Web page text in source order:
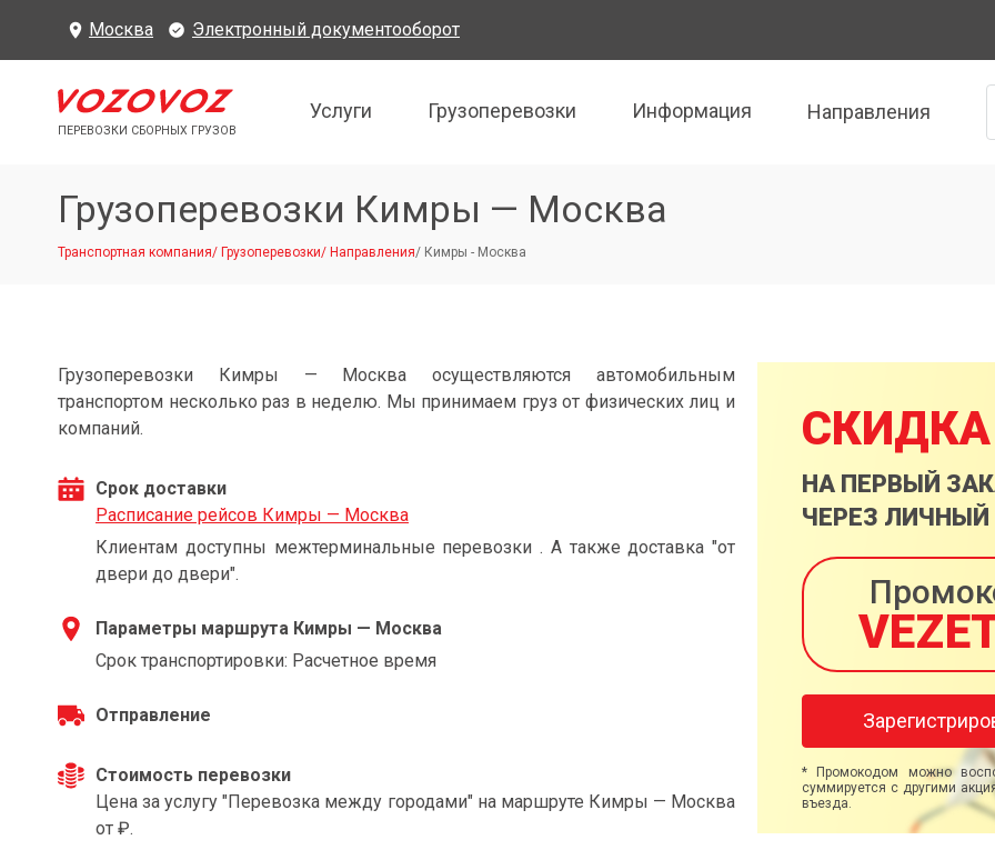
Москва Электронный документооборот
ПЕРЕВОЗКИ СБОРНЫХ ГРУЗОВ
Услуги Грузоперевозки Информация Направления
Грузоперевозки Кимры — Москва
Транспортная компания/ Грузоперевозки/ Направления/ Кимры - Москва
Грузоперевозки Кимры — Москва осуществляются автомобильным
транспортом несколько раз в неделю. Мы принимаем груз от физических лиц и
компаний.
Срок доставки
Расписание рейсов Кимры — Москва
Клиентам доступны межтерминальные перевозки . А также доставка "от
двери до двери".
Параметры маршрута Кимры — Москва
Срок транспортировки: Расчетное время
Отправление
Стоимость перевозки
Цена за услугу "Перевозка между городами" на маршруте Кимры — Москва
от ₽.
СКИДКА
НА ПЕРВЫЙ
ЧЕРЕЗ ЛИЧНЫЙ
* Промокодом можно
суммируется с другими
въезда.